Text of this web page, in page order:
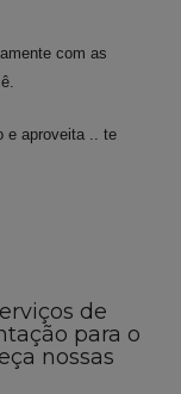
com as
e aproveita .. te
de
para o
nossas